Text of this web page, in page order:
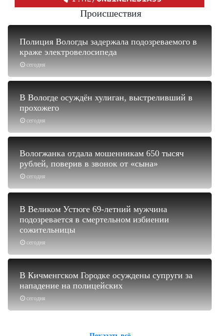
Происшествия
сегодня
Полиция Вологды задержала подозреваемого в
краже электровелосипеда
сегодня
В Вологде осуждён хулиган, выстреливший в
прохожего
сегодня
Вологжанка отдала мошенникам 650 тысяч
рублей, поверив в звонок от «сына»
сегодня
В Великом Устюге 69-летний мужчина
подозревается в смертельном избиении
сожительницы
сегодня
В Кичменгском Городке осуждены супруги за
нападение на полицейских